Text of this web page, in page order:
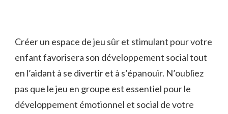
Créer ‌un espace ⁤de jeu ​sûr et ⁤stimulant pour votre
enfant favorisera son développement social tout
en ‍l’aidant à se divertir et ‌à​ s’épanouir. N’oubliez
pas ⁣que le jeu en groupe est essentiel ‌pour le⁢
développement émotionnel et‌ social de votre